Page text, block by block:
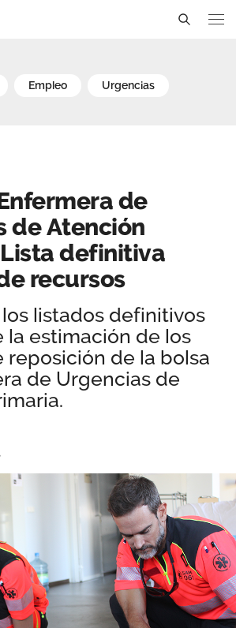
Área privada
Enfermera de
empleo urgencias
de
de Atención
definitiva
recursos
listados definitivos
la estimación de los
reposición de la bolsa
de Urgencias de